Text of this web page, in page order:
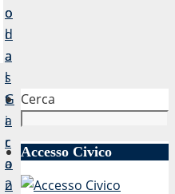
o
l
a
s
t
i
c
o
2
o
d
a
l
G
a
r
a
n
Cerca
Accesso Civico